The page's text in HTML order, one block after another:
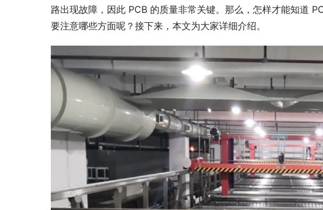
路出现故障，因此 PCB 的质量非常关键。那么，怎样才能知道
要注意哪些方面呢？接下来，本文为大家详细介绍。